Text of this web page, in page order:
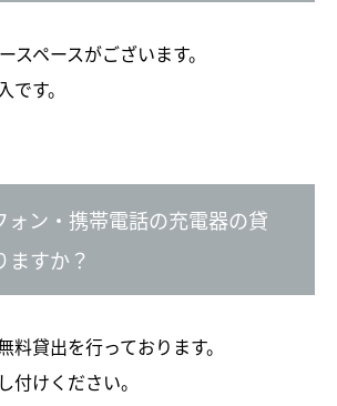
スペースがございます。
す。
ォン・携帯電話の充電器の貸
ますか？
料貸出を行っております。
付けください。